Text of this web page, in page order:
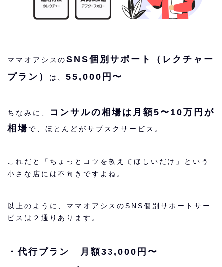
ママオアシスのSNS個別サポート（レクチャー
プラン）
は、 55,000円〜
ちなみに、 コンサルの相場は 月額5〜10万円が
相場で、ほとんどがサブスクサービス。
これだと「ちょっとコツを教えてほしいだけ」という
小さな店には不向きですよね。
以上のように、ママオアシスのSNS個別サポートサー
ビスは２通りあります。
・代行プラン 月額33,000円〜